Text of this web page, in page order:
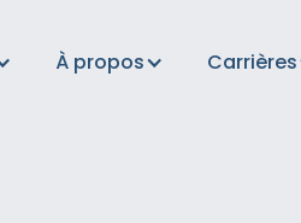
À propos Carrières